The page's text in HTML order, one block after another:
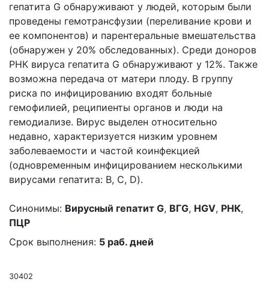
гепатита G обнаруживают у людей, которым были
проведены гемотрансфузии (переливание крови и
ее компонентов) и парентеральные вмешательства
(обнаружен у 20% обследованных). Среди доноров
РНК вируса гепатита G обнаруживают у 12%. Также
возможна передача от матери плоду. В группу
риска по инфицированию входят больные
гемофилией, реципиенты органов и люди на
гемодиализе. Вирус выделен относительно
недавно, характеризуется низким уровнем
заболеваемости и частой коинфекцией
(одновременным инфицированием несколькими
вирусами гепатита: В, С, D).
Синонимы: Вирусный гепатит G, ВГG, HGV, РНК,
ПЦР
Срок выполнения: 5 раб. дней
30402